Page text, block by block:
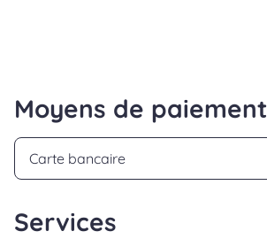
Moyens de paiement
Carte bancaire
Services